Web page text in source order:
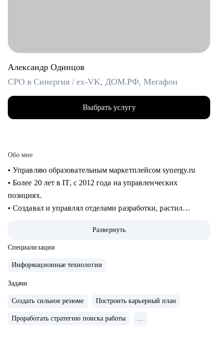
Александр Одинцов
CPO в Синергия / ex-VK, ДОМ.РФ, Мегафон
Выбрать услугу
Обо мне
• Управляю образовательным маркетплейсом synergy.ru
• Более 20 лет в IT, c 2012 года на управленческих
позициях.
• Создавал и управлял отделами разработки, растил
• Запускал b2b продукт от идеи до масштабирования.
NPS, Revenue.
• Занимаюсь наймом людей в команды: провел более 600
собеседований, изучил большое количество резюме.
предприятия» и «Проектное управление» для МИТУ
Развернуть
Специализации
Информационные технологии
Задачи
Создать сильное резюме Построить карьерный план
Проработать стратегию поиска работы ...